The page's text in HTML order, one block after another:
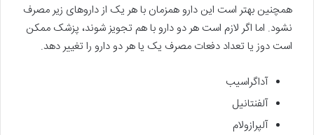
همچنین بهتر است این دارو همزمان با هر یک از داروهای زیر مصرف
نشود. اما اگر لازم است هر دو دارو با هم تجویز شوند، پزشک ممکن
است دوز یا تعداد دفعات مصرف یک یا هر دو دارو را تغییر دهد.
آداگراسیب
آلفنتانیل
آلپرازولام